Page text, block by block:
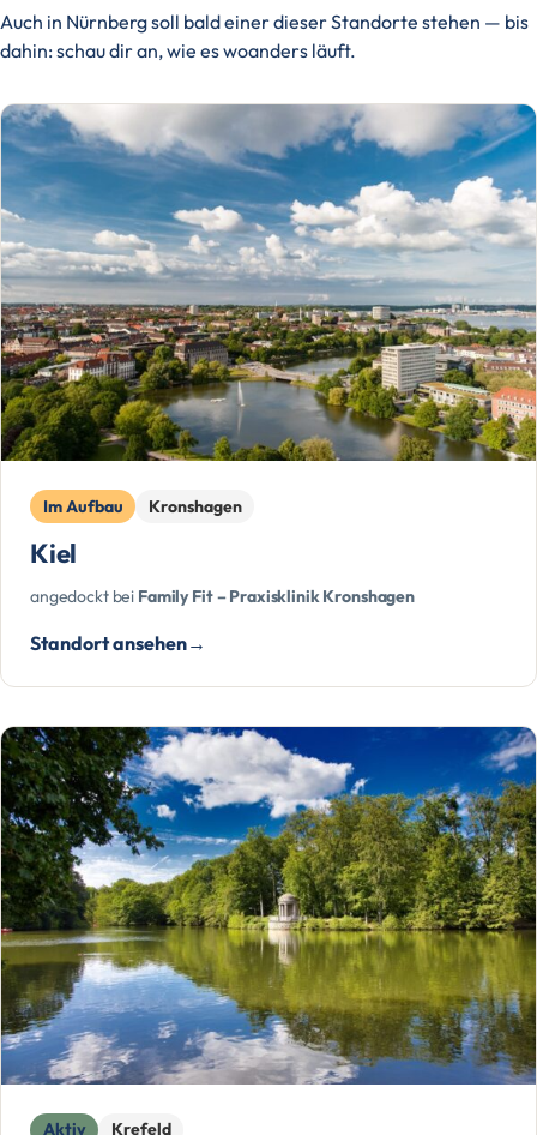
Auch in Nürnberg soll bald einer dieser Standorte stehen — bis
dahin: schau dir an, wie es woanders läuft.
Im Aufbau Kronshagen
Kiel
angedockt bei Family Fit – Praxisklinik Kronshagen
Standort ansehen
Aktiv Krefeld